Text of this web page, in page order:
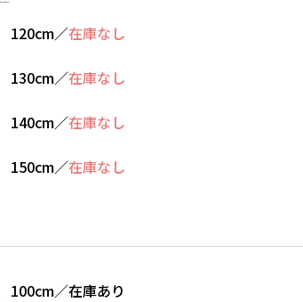
120cm／在庫なし
130cm／在庫なし
140cm／在庫なし
150cm／在庫なし
100cm／在庫あり